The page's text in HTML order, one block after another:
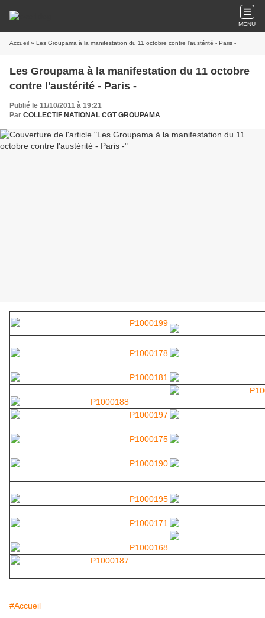
MENU
Accueil » Les Groupama à la manifestation du 11 octobre contre l'austérité - Paris -
Les Groupama à la manifestation du 11 octobre
contre l'austérité - Paris -
Publié le 11/10/2011 à 19:21
Par COLLECTIF NATIONAL CGT GROUPAMA
#Accueil